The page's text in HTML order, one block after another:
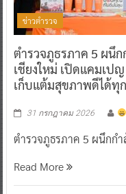
ข่าวตำรวจ
ตำรวจภูธรภาค 5 ผนึก
เชียงใหม่ เปิดแคมเป
เก็บแต้มสุขภาพดีได้ทุ
31 กรกฎาคม 2026
ตำรวจภูธรภาค 5 ผนึกกำ
Read More